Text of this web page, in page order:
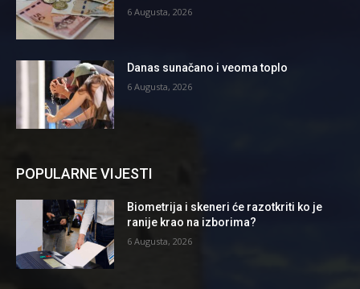
6 Augusta, 2026
Danas sunačano i veoma toplo
6 Augusta, 2026
POPULARNE VIJESTI
Biometrija i skeneri će razotkriti ko je
ranije krao na izborima?
6 Augusta, 2026